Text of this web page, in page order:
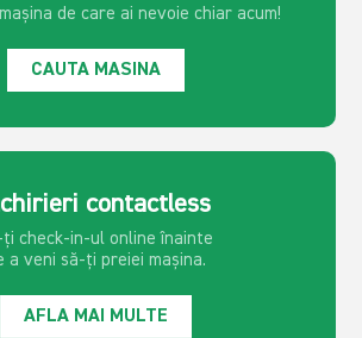
de care ai nevoie chiar acum!
CAUTA MASINA
contactless
ți check-in-ul online înainte
a veni să-ți preiei mașina.
AFLA MAI MULTE